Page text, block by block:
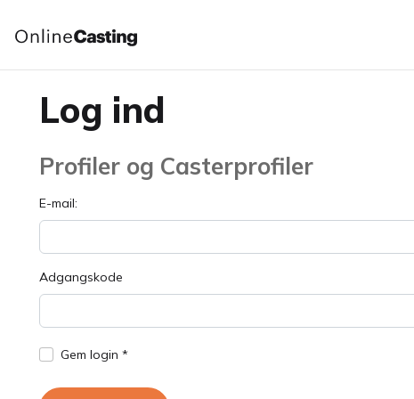
Log ind
Profiler og Casterprofiler
E-mail:
Adgangskode
Gem login *